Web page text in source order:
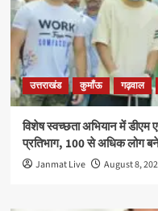
उत्तराखंड कुमाँऊ गढ़वाल
विशेष स्वच्छता अभियान में डीएम
प्रतिभाग, 100 से अधिक लोग
Janmat Live August 8,